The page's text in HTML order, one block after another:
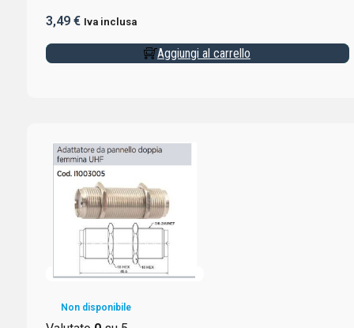
3,49 € Iva inclusa
Aggiungi al carrello
Non disponibile